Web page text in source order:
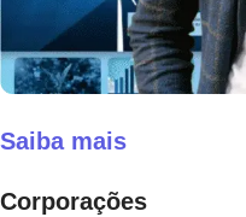
Saiba mais
Corporações